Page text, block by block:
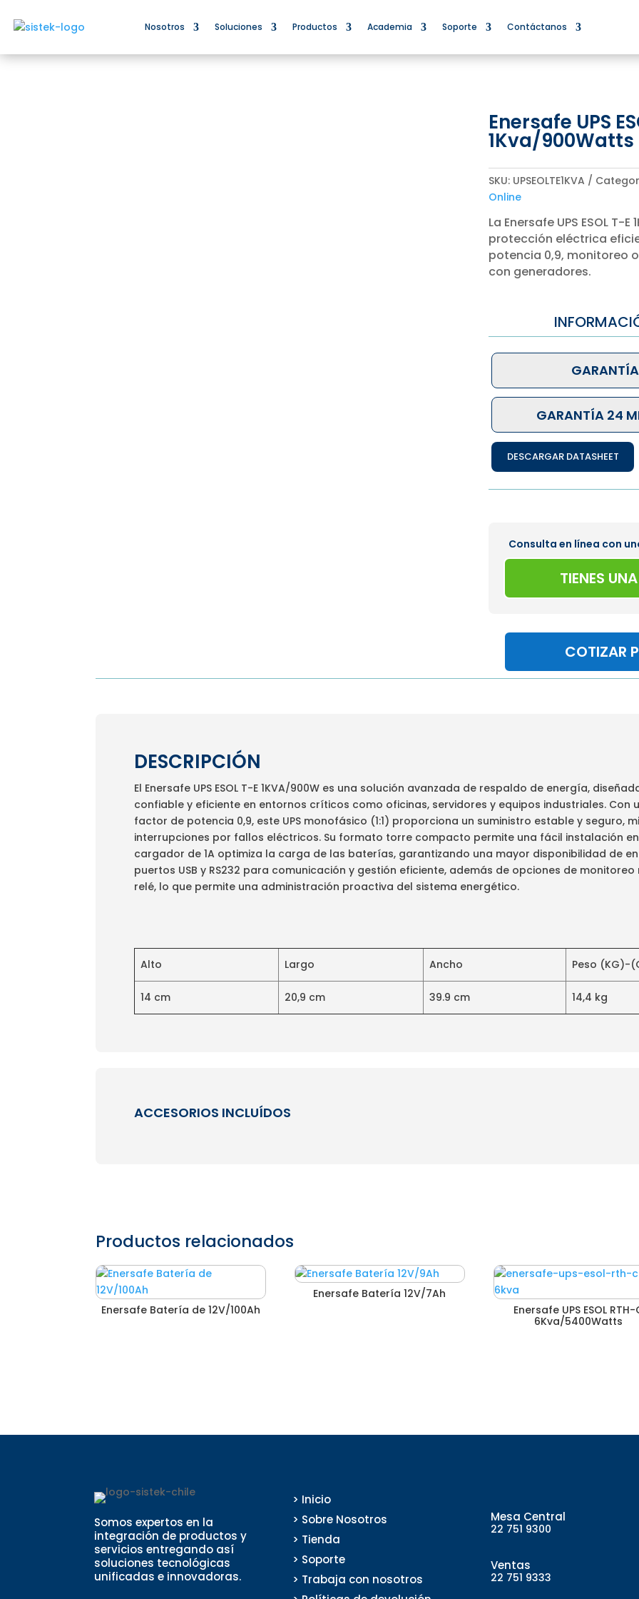
Nosotros Soluciones Productos Academia Soporte Contáctanos
Enersafe UPS
1Kva/900Watts
SKU: UPSEOLTE1KVA
Online
La Enersafe UPS ESOL T-
protección eléctrica
potencia 0,9, monitoreo
con generadores.
GARANTÍA 24
DESCARGAR DATASHEET
Consulta en línea con
TIENES
COTIZAR
DESCRIPCIÓN
El Enersafe UPS ESOL T-E 1KVA/900W es una solución avanzada de respaldo de energía,
confiable y eficiente en entornos críticos como oficinas, servidores y equipos industriales. Con
factor de potencia 0,9, este UPS monofásico (1:1) proporciona un suministro estable y seguro,
interrupciones por fallos eléctricos. Su formato torre compacto permite una fácil instalación
cargador de 1A optimiza la carga de las baterías, garantizando una mayor disponibilidad de
puertos USB y RS232 para comunicación y gestión eficiente, además de opciones de
relé, lo que permite una administración proactiva del sistema energético.
Alto Largo Ancho Peso (KG)-
14 cm 20,9 cm 39.9 cm 14,4 kg
ACCESORIOS INCLUÍDOS
Productos relacionados
Enersafe Batería de 12V/100Ah
Enersafe Batería 12V/7Ah
Enersafe UPS ESOL RTH-
6Kva/5400Watts
Somos expertos en la
integración de productos y
servicios entregando así
soluciones tecnológicas
unificadas e innovadoras.
> Inicio
> Sobre Nosotros
> Tienda
> Soporte
> Trabaja con nosotros
Mesa Central
22 751 9300
Ventas
22 751 9333